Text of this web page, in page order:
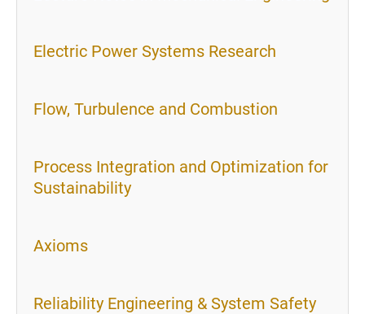
Electric Power Systems Research
Flow, Turbulence and Combustion
Process Integration and Optimization for
Sustainability
Axioms
Reliability Engineering & System Safety